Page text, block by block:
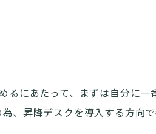
るにあたって、まずは自分に
、昇降デスクを導入する方向